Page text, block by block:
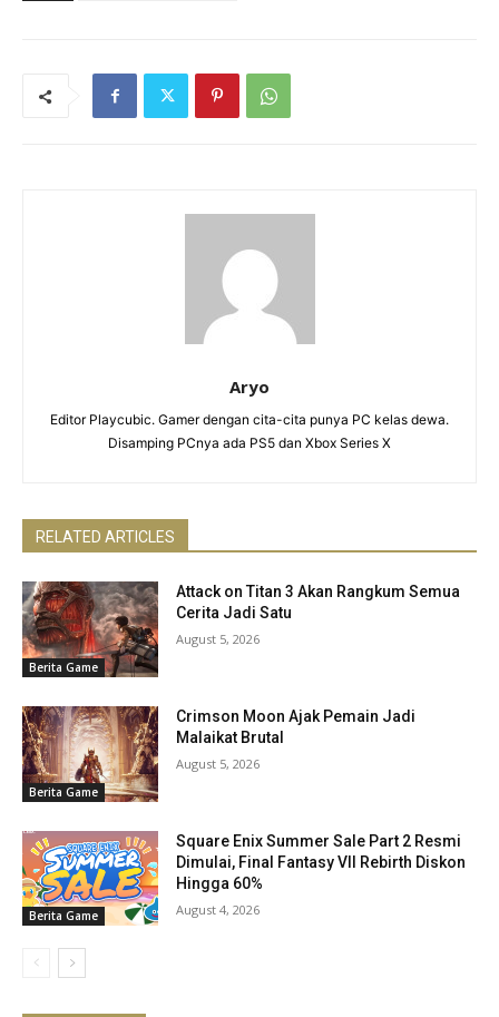
Aryo
Editor Playcubic. Gamer dengan cita-cita punya PC kelas dewa.
Disamping PCnya ada PS5 dan Xbox Series X
RELATED ARTICLES
Berita Game
Attack on Titan 3 Akan Rangkum Semua
Cerita Jadi Satu
August 5, 2026
Berita Game
Crimson Moon Ajak Pemain Jadi
Malaikat Brutal
August 5, 2026
Berita Game
Square Enix Summer Sale Part 2 Resmi
Dimulai, Final Fantasy VII Rebirth Diskon
Hingga 60%
August 4, 2026